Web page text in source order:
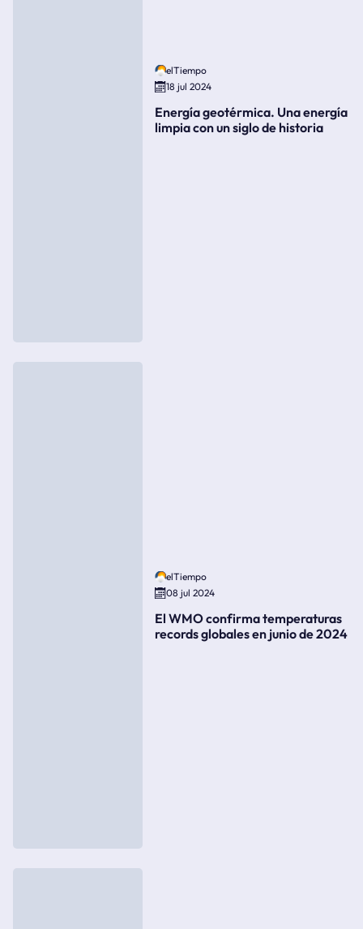
elTiempo
18 jul 2024
Energía geotérmica. Una energía
limpia con un siglo de historia
elTiempo
08 jul 2024
El WMO confirma temperaturas
records globales en junio de 2024